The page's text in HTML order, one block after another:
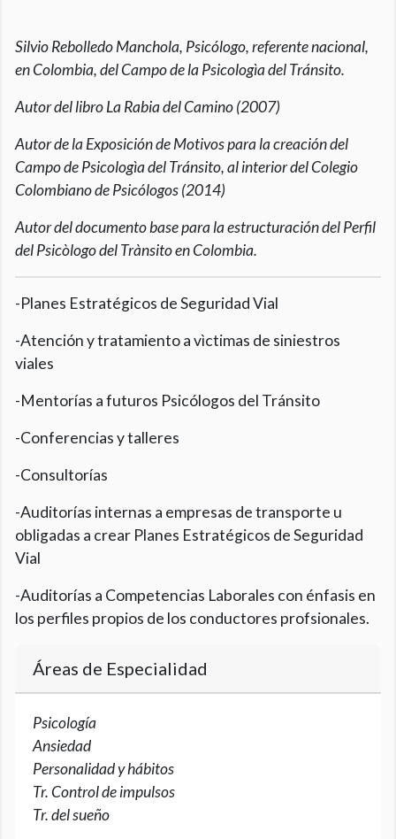
Silvio Rebolledo Manchola, Psicólogo, referente nacional,
en Colombia, del Campo de la Psicologìa del Tránsito.
Autor del libro La Rabia del Camino (2007)
Autor de la Exposición de Motivos para la creación del
Campo de Psicologìa del Tránsito, al interior del Colegio
Colombiano de Psicólogos (2014)
Autor del documento base para la estructuración del Perfil
del Psicòlogo del Trànsito en Colombia.
-Planes Estratégicos de Seguridad Vial
-Atención y tratamiento a vìctimas de siniestros
viales
-Mentorías a futuros Psicólogos del Tránsito
-Conferencias y talleres
-Consultorías
-Auditorías internas a empresas de transporte u
obligadas a crear Planes Estratégicos de Seguridad
Vial
-Auditorías a Competencias Laborales con énfasis en
los perfiles propios de los conductores profsionales.
Áreas de Especialidad
Psicología
Ansiedad
Personalidad y hábitos
Tr. Control de impulsos
Tr. del sueño